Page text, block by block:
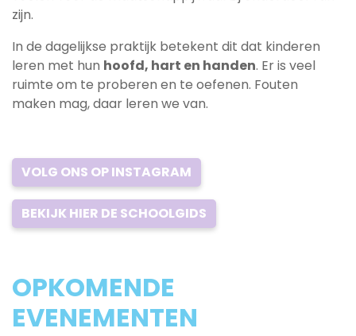
zijn.
In de dagelijkse praktijk betekent dit dat kinderen
leren met hun hoofd, hart en handen. Er is veel
ruimte om te proberen en te oefenen. Fouten
maken mag, daar leren we van.
VOLG ONS OP INSTAGRAM
BEKIJK HIER DE SCHOOLGIDS
OPKOMENDE
EVENEMENTEN